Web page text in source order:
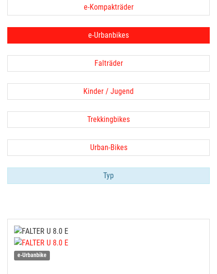
e-Kompakträder
e-Urbanbikes
Falträder
Kinder / Jugend
Trekkingbikes
Urban-Bikes
Typ
e-Urbanbike